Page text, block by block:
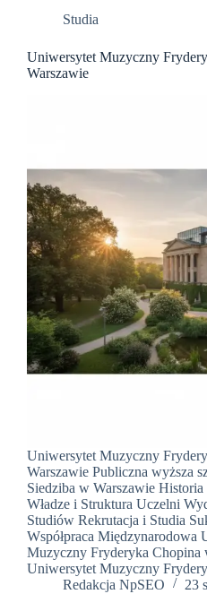
Studia
Uniwersytet Muzyczny
Warszawie
Uniwersytet Muzyczny
Warszawie Publiczna wyższa
Siedziba w Warszawie
Władze i Struktura Uczelni
Studiów Rekrutacja i Studia
Współpraca Międzynarodowa
Muzyczny Fryderyka Chopina
Uniwersytet Muzyczny
Redakcja NpSEO
23